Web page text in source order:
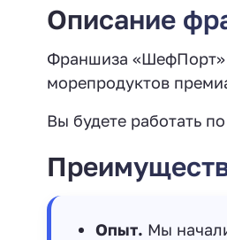
Описание
Франшиза «ШефПорт»
морепродуктов
Вы будете работать
Опыт. Мы